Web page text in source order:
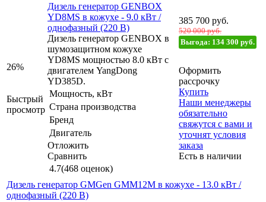
26%
Быстрый
просмотр
Дизель генератор GENBOX
YD8MS в кожухе - 9.0 кВт /
однофазный (220 В)
Дизель генератор GENBOX в
шумозащитном кожухе
YD8MS мощностью 8.0 кВт с
двигателем YangDong
YD385D.
Мощность, кВт
Страна производства
Бренд
Двигатель
Отложить
Сравнить
4.7(468 оценок)
385 700 руб.
520 000 руб.
Выгода: 134 300 руб.
Оформить
рассрочку
Купить
Наши менеджеры
обязательно
свяжутся с вами и
уточнят условия
заказа
Есть в наличии
Дизель генератор GMGen GMM12M в кожухе - 13.0 кВт /
однофазный (220 В)